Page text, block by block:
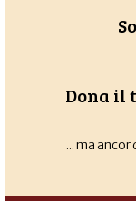
Dona il
... ma ancor